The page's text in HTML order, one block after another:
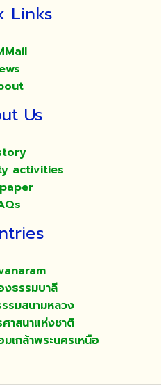
Links
Us
activities
งธรรมบาลี
รมสนามหลวง
าสนาแห่งชาติ
เกล้าพระนครเหนือ